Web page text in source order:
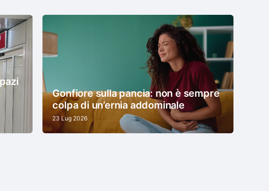
Gonfiore sulla pancia: non è sempre
colpa di un’ernia addominale
23 Lug 2026